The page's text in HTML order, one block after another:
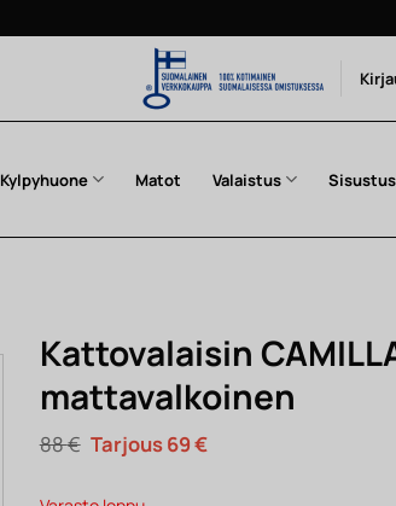
Kylpyhuone Matot Valaistus Sisustus
Kattovalaisin
mattavalkoinen
88€ Alkuperäinen
hinta
69€Nykyinen